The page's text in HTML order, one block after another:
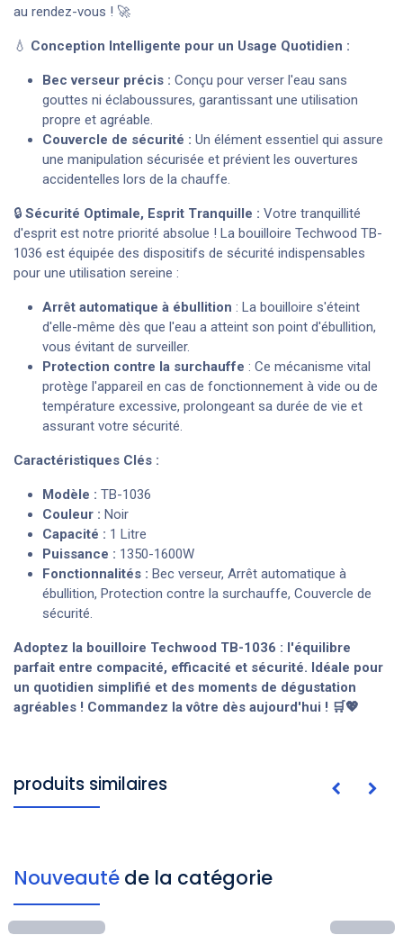
au rendez-vous ! 🚀
💧 Conception Intelligente pour un Usage Quotidien :
Bec verseur précis : Conçu pour verser l'eau sans
gouttes ni éclaboussures, garantissant une utilisation
propre et agréable.
Couvercle de sécurité : Un élément essentiel qui assure
une manipulation sécurisée et prévient les ouvertures
accidentelles lors de la chauffe.
🔒 Sécurité Optimale, Esprit Tranquille : Votre tranquillité
d'esprit est notre priorité absolue ! La bouilloire Techwood TB-
1036 est équipée des dispositifs de sécurité indispensables
pour une utilisation sereine :
Arrêt automatique à ébullition : La bouilloire s'éteint
d'elle-même dès que l'eau a atteint son point d'ébullition,
vous évitant de surveiller.
Protection contre la surchauffe : Ce mécanisme vital
protège l'appareil en cas de fonctionnement à vide ou de
température excessive, prolongeant sa durée de vie et
assurant votre sécurité.
Caractéristiques Clés :
Modèle : TB-1036
Couleur : Noir
Capacité : 1 Litre
Puissance : 1350-1600W
Fonctionnalités : Bec verseur, Arrêt automatique à
ébullition, Protection contre la surchauffe, Couvercle de
sécurité.
Adoptez la bouilloire Techwood TB-1036 : l'équilibre
parfait entre compacité, efficacité et sécurité. Idéale pour
un quotidien simplifié et des moments de dégustation
agréables ! Commandez la vôtre dès aujourd'hui ! 🛒💖
produits similaires
Nouveauté de la catégorie